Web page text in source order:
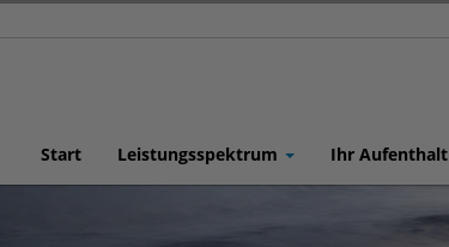
Start Leistungsspektrum Ihr Aufenthalt